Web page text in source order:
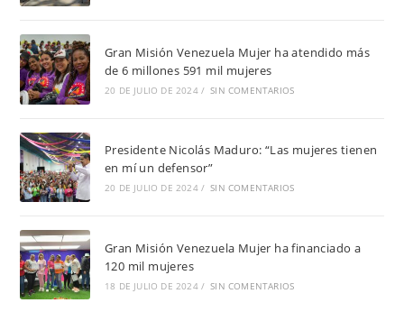
Gran Misión Venezuela Mujer ha atendido más
de 6 millones 591 mil mujeres
20 DE JULIO DE 2024 / SIN COMENTARIOS
Presidente Nicolás Maduro: “Las mujeres tienen
en mí un defensor”
20 DE JULIO DE 2024 / SIN COMENTARIOS
Gran Misión Venezuela Mujer ha financiado a
120 mil mujeres
18 DE JULIO DE 2024 / SIN COMENTARIOS